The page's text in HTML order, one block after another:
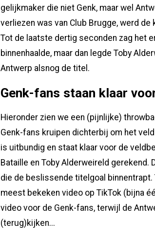
gelijkmaker die niet Genk, maar wel
verliezen was van Club Brugge, werd
Tot de laatste dertig seconden zag het
binnenhaalde, maar dan legde Toby
Antwerp alsnog de titel.
Genk-fans staan klaar
Hieronder zien we een (pijnlijke)
Genk-fans kruipen dichterbij om het
is uitbundig en staat klaar voor de
Bataille en Toby Alderweireld
die de beslissende titelgoal
meest bekeken video op TikTok (bijna
video voor de Genk-fans, terwijl de
(terug)kijken...